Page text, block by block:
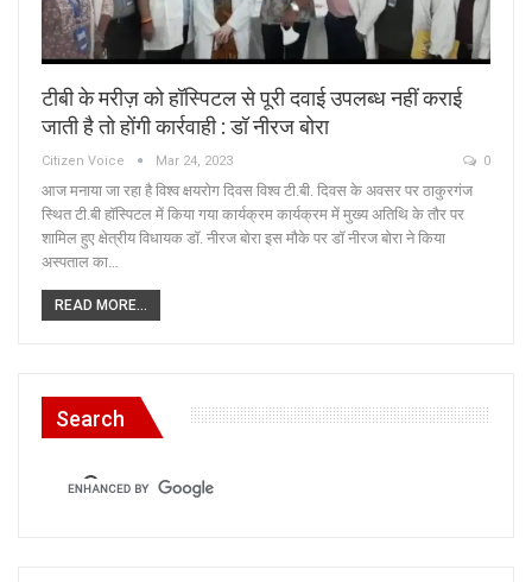
टीबी के मरीज़ को हॉस्पिटल से पूरी दवाई उपलब्ध नहीं कराई
जाती है तो होंगी कार्रवाही : डॉ नीरज बोरा
Citizen Voice Mar 24, 2023 0
आज मनाया जा रहा है विश्व क्षयरोग दिवस विश्व टी.बी. दिवस के अवसर पर ठाकुरगंज
स्थित टी.बी हॉस्पिटल में किया गया कार्यक्रम कार्यक्रम में मुख्य अतिथि के तौर पर
शामिल हुए क्षेत्रीय विधायक डॉ. नीरज बोरा इस मौके पर डॉ नीरज बोरा ने किया
अस्पताल का…
READ MORE...
Search